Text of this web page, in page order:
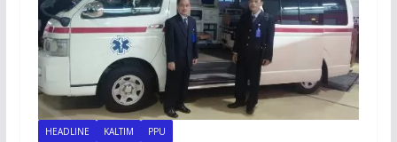
HEADLINE KALTIM PPU